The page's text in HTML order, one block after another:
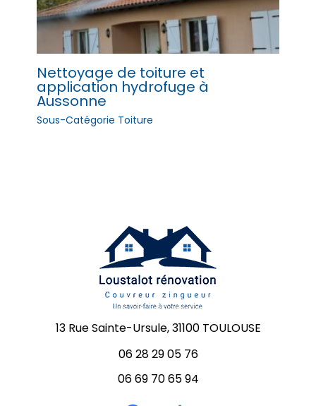
Nettoyage de toiture et
application hydrofuge à
Aussonne
Sous-Catégorie Toiture
13 Rue Sainte-Ursule, 31100 TOULOUSE
06 28 29 05 76
06 69 70 65 94